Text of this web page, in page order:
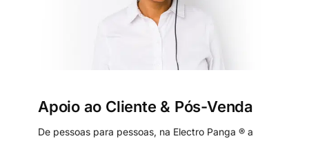
Apoio ao Cliente & Pós-Venda
De pessoas para pessoas, na Electro Panga ® a